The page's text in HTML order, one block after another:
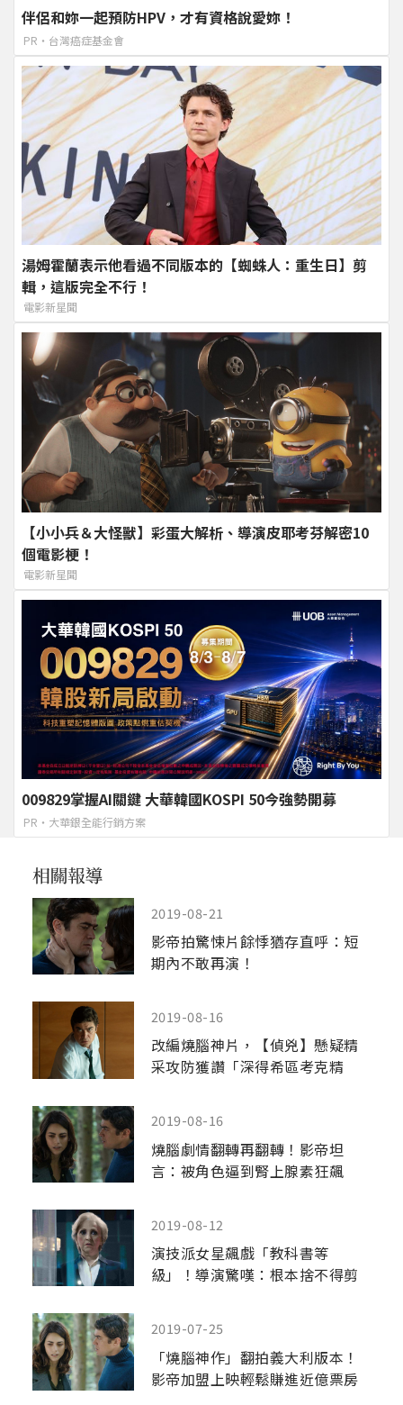
伴侶和妳一起預防HPV，才有資格說愛妳！
PR・台灣癌症基金會
湯姆霍蘭表示他看過不同版本的【蜘蛛人：重生日】剪
輯，這版完全不行！
電影新星聞
【小小兵＆大怪獸】彩蛋大解析、導演皮耶考芬解密10
個電影梗！
電影新星聞
009829掌握AI關鍵 大華韓國KOSPI 50今強勢開募
PR・大華銀全能行銷方案
2019-08-21
影帝拍驚悚片餘悸猶存直呼：短
期內不敢再演！
2019-08-16
改編燒腦神片，【偵兇】懸疑精
采攻防獲讚「深得希區考克精
2019-08-16
燒腦劇情翻轉再翻轉！影帝坦
言：被角色逼到腎上腺素狂飆
2019-08-12
演技派女星飆戲「教科書等
級」！導演驚嘆：根本捨不得剪
2019-07-25
「燒腦神作」翻拍義大利版本！
影帝加盟上映輕鬆賺進近億票房